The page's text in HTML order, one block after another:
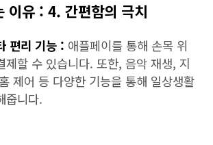
이유 : 4. 간편함의 극치
편리 기능 : 애플페이를 통해 손목 위
제할 수 있습니다. 또한, 음악 재생, 지
제어 등 다양한 기능을 통해 일상생활
줍니다.